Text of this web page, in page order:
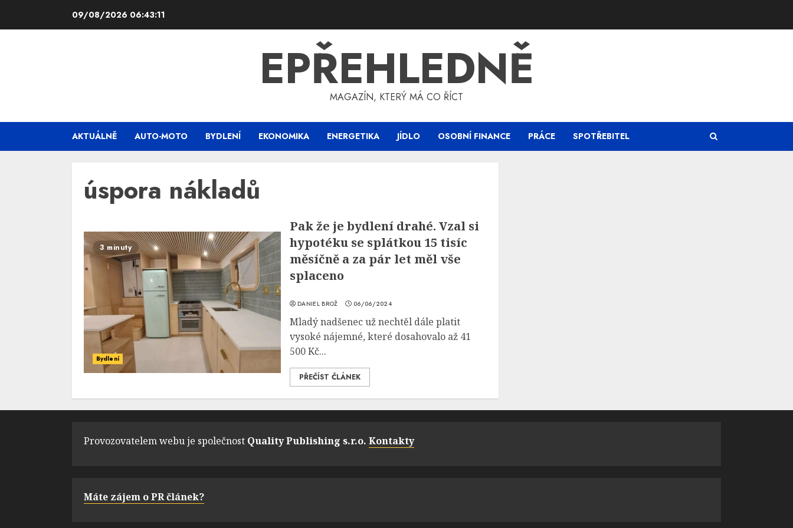
09/08/2026 06:43:11
EPŘEHLEDNĚ
MAGAZÍN, KTERÝ MÁ CO ŘÍCT
AKTUÁLNĚ AUTO-MOTO BYDLENÍ EKONOMIKA ENERGETIKA JÍDLO OSOBNÍ FINANCE PRÁCE SPOTŘEBITEL
úspora nákladů
3 minuty
Bydlení
Pak že je bydlení drahé. Vzal si
hypotéku se splátkou 15 tisíc
měsíčně a za pár let měl vše
splaceno
DANIEL BROŽ 06/06/2024
Mladý nadšenec už nechtěl dále platit
vysoké nájemné, které dosahovalo až 41
500 Kč...
PŘEČÍST ČLÁNEK
Provozovatelem webu je společnost Quality Publishing s.r.o. Kontakty
Máte zájem o PR článek?